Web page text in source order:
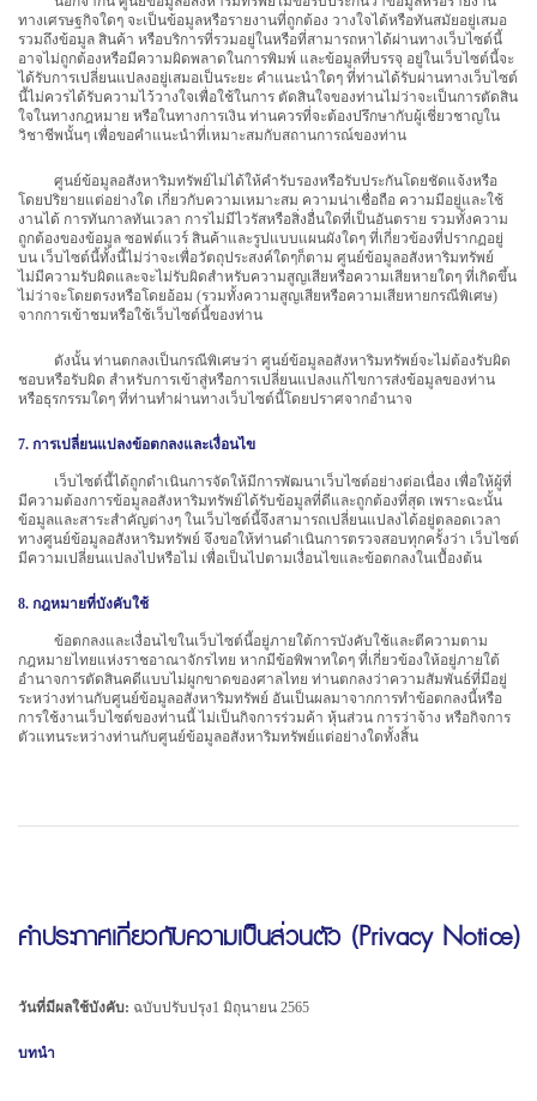
ทางเศรษฐกิจใดๆ จะเป็นข้อมูลหรือรายงานที่ถูกต้อง วางใจได้หรือทันสมัยอยู่เสมอ
รวมถึงข้อมูล สินค้า หรือบริการที่รวมอยู่ในหรือที่สามารถหาได้ผ่านทางเว็บไซต์นี้
อาจไม่ถูกต้องหรือมีความผิดพลาดในการพิมพ์ และข้อมูลที่บรรจุ อยู่ในเว็บไซต์นี้จะ
ได้รับการเปลี่ยนแปลงอยู่เสมอเป็นระยะ คำแนะนำใดๆ ที่ท่านได้รับผ่านทางเว็บไซต์
นี้ไม่ควรได้รับความไว้วางใจเพื่อใช้ในการ ตัดสินใจของท่านไม่ว่าจะเป็นการตัดสิน
ใจในทางกฎหมาย หรือในทางการเงิน ท่านควรที่จะต้องปรึกษากับผู้เชี่ยวชาญใน
วิชาชีพนั้นๆ เพื่อขอคำแนะนำที่เหมาะสมกับสถานการณ์ของท่าน
ศูนย์ข้อมูลอสังหาริมทรัพย์ไม่ได้ให้คำรับรองหรือรับประกันโดยชัดแจ้งหรือ
โดยปริยายแต่อย่างใด เกี่ยวกับความเหมาะสม ความน่าเชื่อถือ ความมีอยู่และใช้
งานได้ การทันกาลทันเวลา การไม่มีไวรัสหรือสิ่งอื่นใดที่เป็นอันตราย รวมทั้งความ
ถูกต้องของข้อมูล ซอฟต์แวร์ สินค้าและรูปแบบแผนผังใดๆ ที่เกี่ยวข้องที่ปรากฏอยู่
บน เว็บไซต์นี้ทั้งนี้ไม่ว่าจะเพื่อวัตถุประสงค์ใดๆก็ตาม ศูนย์ข้อมูลอสังหาริมทรัพย์
ไม่มีความรับผิดและจะไม่รับผิดสำหรับความสูญเสียหรือความเสียหายใดๆ ที่เกิดขึ้น
ไม่ว่าจะโดยตรงหรือโดยอ้อม (รวมทั้งความสูญเสียหรือความเสียหายกรณีพิเศษ)
จากการเข้าชมหรือใช้เว็บไซต์นี้ของท่าน
ดังนั้น ท่านตกลงเป็นกรณีพิเศษว่า ศูนย์ข้อมูลอสังหาริมทรัพย์จะไม่ต้องรับผิด
ชอบหรือรับผิด สำหรับการเข้าสู่หรือการเปลี่ยนแปลงแก้ไขการส่งข้อมูลของท่าน
หรือธุรกรรมใดๆ ที่ท่านทำผ่านทางเว็บไซต์นี้โดยปราศจากอำนาจ
7. การเปลี่ยนแปลงข้อตกลงและเงื่อนไข
เว็บไซต์นี้ได้ถูกดำเนินการจัดให้มีการพัฒนาเว็บไซต์อย่างต่อเนื่อง เพื่อให้ผู้ที่
มีความต้องการข้อมูลอสังหาริมทรัพย์ได้รับข้อมูลที่ดีและถูกต้องที่สุด เพราะฉะนั้น
ข้อมูลและสาระสำคัญต่างๆ ในเว็บไซต์นี้จึงสามารถเปลี่ยนแปลงได้อยู่ตลอดเวลา
ทางศูนย์ข้อมูลอสังหาริมทรัพย์ จึงขอให้ท่านดำเนินการตรวจสอบทุกครั้งว่า เว็บไซต์
มีความเปลี่ยนแปลงไปหรือไม่ เพื่อเป็นไปตามเงื่อนไขและข้อตกลงในเบื้องต้น
8. กฎหมายที่บังคับใช้
ข้อตกลงและเงื่อนไขในเว็บไซต์นี้อยู่ภายใต้การบังคับใช้และตีความตาม
กฎหมายไทยแห่งราชอาณาจักรไทย หากมีข้อพิพาทใดๆ ที่เกี่ยวข้องให้อยู่ภายใต้
อำนาจการตัดสินคดีแบบไม่ผูกขาดของศาลไทย ท่านตกลงว่าความสัมพันธ์ที่มีอยู่
ระหว่างท่านกับศูนย์ข้อมูลอสังหาริมทรัพย์ อันเป็นผลมาจากการทำข้อตกลงนี้หรือ
การใช้งานเว็บไซต์ของท่านนี้ ไม่เป็นกิจการร่วมค้า หุ้นส่วน การว่าจ้าง หรือกิจการ
ตัวแทนระหว่างท่านกับศูนย์ข้อมูลอสังหาริมทรัพย์แต่อย่างใดทั้งสิ้น
คำประกาศเกี่ยวกับความเป็นส่วนตัว (Privacy Notice)
วันที่มีผลใช้บังคับ: ฉบับปรับปรุง1 มิถุนายน 2565
บทนำ